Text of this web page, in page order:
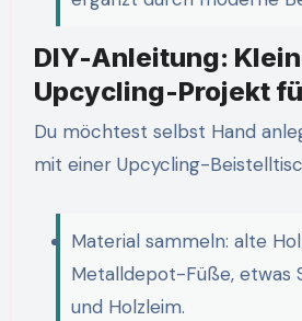
DIY-Anleitung:
Upcycling-Projekt
Du möchtest selbst Hand
mit einer Upcycling-
Material sammeln: alte
Metalldepot-Füße, etwas
und Holzleim.